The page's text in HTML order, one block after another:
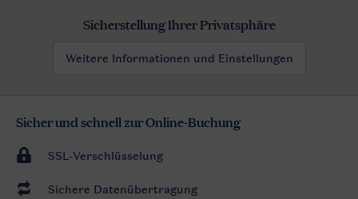
Sicherstellung Ihrer Privatsphäre
Weitere Informationen und Einstellungen
Sicher und schnell zur Online-Buchung
SSL-Verschlüsselung
Sichere Datenübertragung